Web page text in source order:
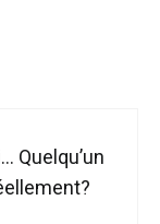
Quelqu’un